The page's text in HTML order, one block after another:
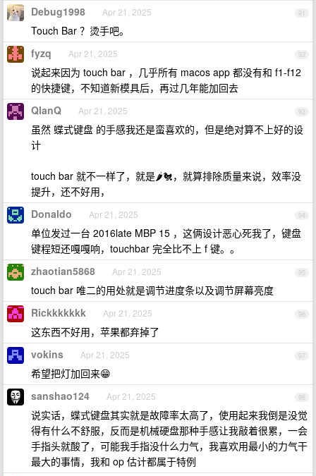
91
Debug1998 Apr 21, 2025
Touch Bar ？烫手吧。
92
fyzq Apr 21, 2025
说起来因为 touch bar ，几乎所有 macos app 都没有和 f1-f12
的快捷键，不知道新模具后，再过几年能加回去
93
QlanQ Apr 21, 2025
虽然 蝶式键盘 的手感我还是蛮喜欢的，但是绝对算不上好的设
计
touch bar 就不一样了，就是🌶︎🐔，就算排除质量来说，效率没
提升，还不好用，
94
Donaldo Apr 21, 2025
单位发过一台 2016late MBP 15 ，这俩设计恶心死我了，键盘
键程短还嘎嘎响，touchbar 完全比不上 f 键。。
95
zhaotian5868 Apr 21, 2025
touch bar 唯二的用处就是调节进度条以及调节屏幕亮度
96
Rickkkkkkk Apr 21, 2025
这东西不好用，苹果都弃掉了
97
vokins Apr 21, 2025
希望把灯加回来😁
98
sanshao124 Apr 21, 2025
说实话，蝶式键盘其实就是故障率太高了，使用起来我倒是没觉
得有什么不舒服，反而是机械硬盘那种手感让我敲着很累，一会
手指头就酸了，可能我手指没什么力气，我喜欢用最小的力气干
最大的事情，我和 op 估计都属于特例